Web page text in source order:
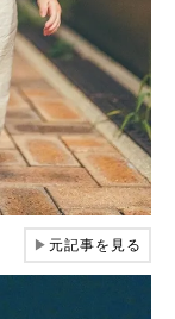
▶元記事を見る